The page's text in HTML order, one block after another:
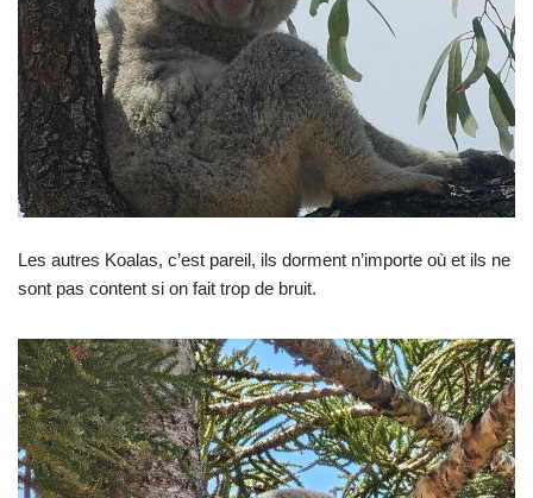
Les autres Koalas, c’est pareil, ils dorment n’importe où et ils ne
sont pas content si on fait trop de bruit.